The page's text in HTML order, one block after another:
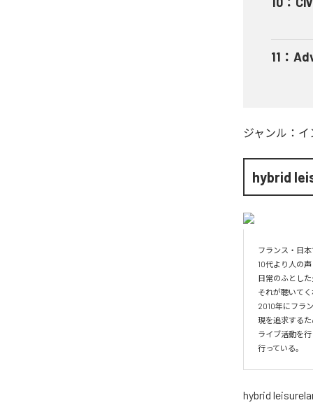
11 ：
ジャンル： イ
hybrid
フランス・日
10代より人の
日常のふとし
それが聴いて
2010年にフラ
現を追求する
ライブ活動を
行っている。
hybrid